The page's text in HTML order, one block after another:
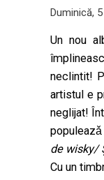
Duminică,
Un nou
neclintit!
artistul e
neglijat!
de wisky/
Cu un